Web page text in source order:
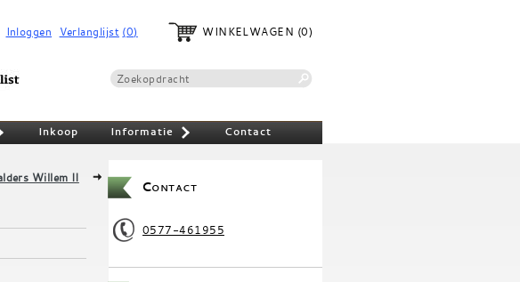
Inloggen Verlanglijst (0) WINKELWAGEN (0)
Inkoop Informatie Contact
Willem II
Contact
0577-461955